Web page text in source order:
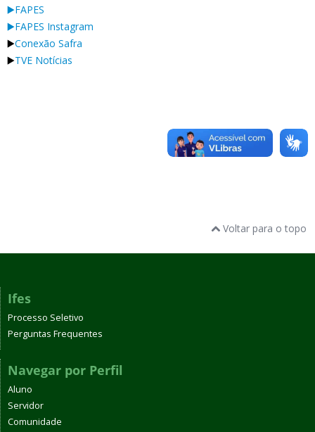
▶️FAPES
▶️FAPES Instagram
▶️Conexão Safra
▶️TVE Notícias
Voltar para o topo
Ifes
Processo Seletivo
Perguntas Frequentes
Navegar por Perfil
Aluno
Servidor
Comunidade